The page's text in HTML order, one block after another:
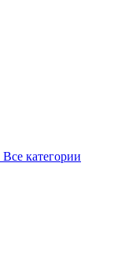
Все категории